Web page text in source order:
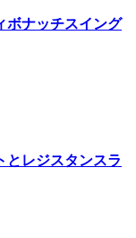
ボナッチスイング
とレジスタンスラ